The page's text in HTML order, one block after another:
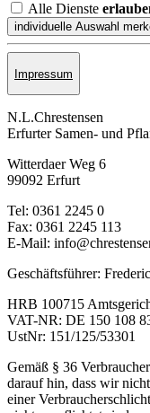
Alle Dienste
Impressum
N.L.Chrestensen
Erfurter Samen- und
Witterdaer Weg 6
99092 Erfurt
Tel: 0361 2245 0
Fax: 0361 2245 113
E-Mail:
Geschäftsführer:
HRB 100715
VAT-NR: DE 150 108
UstNr: 151/125/53301
Gemäß § 36
darauf hin, dass wir
einer